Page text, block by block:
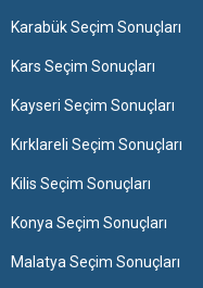
Karabük Seçim Sonuçları
Kars Seçim Sonuçları
Kayseri Seçim Sonuçları
Kırklareli Seçim Sonuçları
Kilis Seçim Sonuçları
Konya Seçim Sonuçları
Malatya Seçim Sonuçları